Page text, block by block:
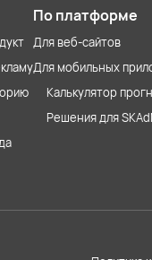
По платформе
Для веб-сайтов
Для мобильных
Калькулятор
Решения для